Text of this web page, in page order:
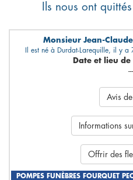
Ils nous ont
Monsieur Jean-Claude
Il est né à Durdat-Larequille, il y
Date et lieu
---
Avis
Informations
Offrir des
POMPES FUNÈBRES FOURQUET